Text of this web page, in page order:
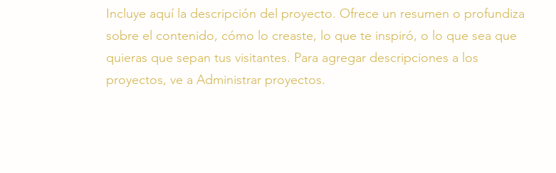
Incluye aquí la descripción del proyecto. Ofrece un resumen o profundiza
sobre el contenido, cómo lo creaste, lo que te inspiró, o lo que sea que
quieras que sepan tus visitantes. Para agregar descripciones a los
proyectos, ve a Administrar proyectos.